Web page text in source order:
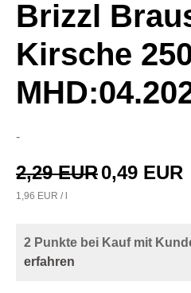
Brizzl
Kirsche
-
2,29 EUR0,49 EUR
1,96 EUR / l
2 Punkte bei Kauf mit
erfahren